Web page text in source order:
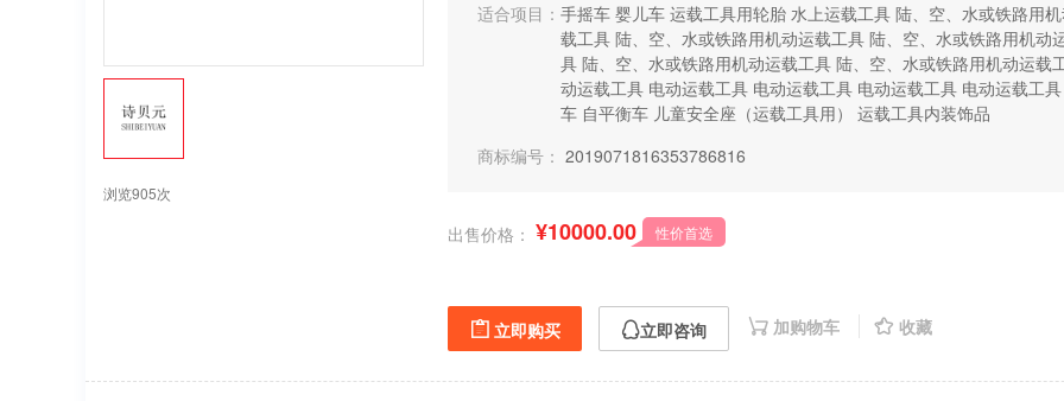
浏览905次
适合项目： 手摇车 婴儿车 运载工具用轮胎 水上运载工具 陆、空、水或铁路用
载工具 陆、空、水或铁路用机动运载工具 陆、空、水或铁路用机动
具 陆、空、水或铁路用机动运载工具 陆、空、水或铁路用机动运载
动运载工具 电动运载工具 电动运载工具 电动运载工具 电动运载工具
车 自平衡车 儿童安全座（运载工具用）
运载工具内装饰品
商标编号： 2019071816353786816
出售价格： ¥10000.00 性价首选
立即购买 立即咨询 加购物车 收藏